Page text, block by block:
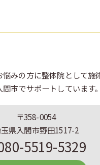
みの方に整体院として
市でサポートしています。
〒358-0054
県入間市野田1517-2
5519-5329